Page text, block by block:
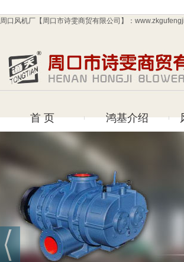
周口风机厂【周口市诗雯商贸有限公司】：
首 页 鸿基介绍